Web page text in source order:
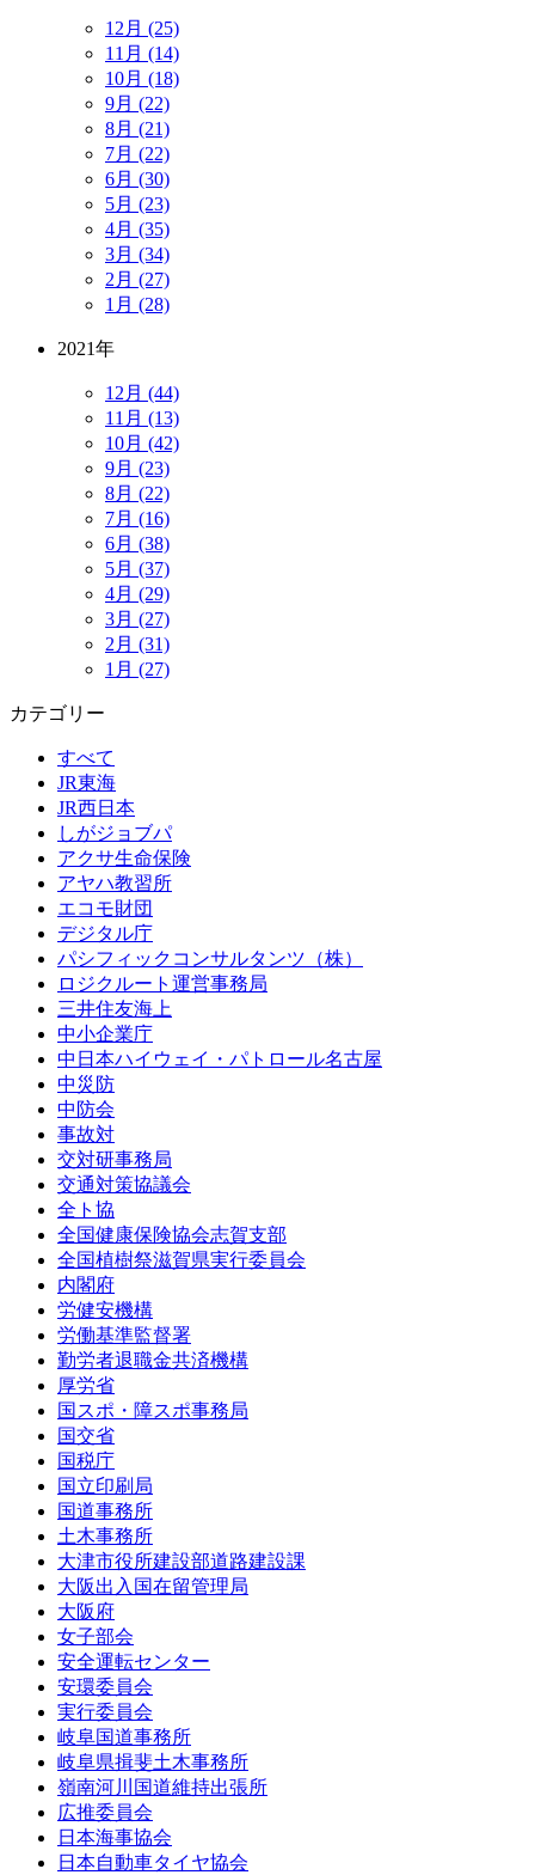
12月 (25)
11月 (14)
10月 (18)
9月 (22)
8月 (21)
7月 (22)
6月 (30)
5月 (23)
4月 (35)
3月 (34)
2月 (27)
1月 (28)
2021年
12月 (44)
11月 (13)
10月 (42)
9月 (23)
8月 (22)
7月 (16)
6月 (38)
5月 (37)
4月 (29)
3月 (27)
2月 (31)
1月 (27)
カテゴリー
すべて
JR東海
JR西日本
しがジョブパ
アクサ生命保険
アヤハ教習所
エコモ財団
デジタル庁
パシフィックコンサルタンツ（株）
ロジクルート運営事務局
三井住友海上
中小企業庁
中日本ハイウェイ・パトロール名古屋
中災防
中防会
事故対
交対研事務局
交通対策協議会
全ト協
全国健康保険協会志賀支部
全国植樹祭滋賀県実行委員会
内閣府
労健安機構
労働基準監督署
勤労者退職金共済機構
厚労省
国スポ・障スポ事務局
国交省
国税庁
国立印刷局
国道事務所
土木事務所
大津市役所建設部道路建設課
大阪出入国在留管理局
大阪府
女子部会
安全運転センター
安環委員会
実行委員会
岐阜国道事務所
岐阜県揖斐土木事務所
嶺南河川国道維持出張所
広推委員会
日本海事協会
日本自動車タイヤ協会